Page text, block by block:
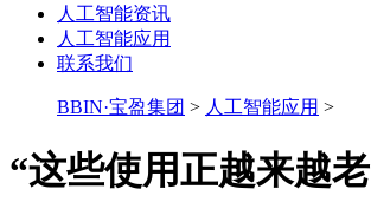
人工智能资讯
人工智能应用
联系我们
BBIN·宝盈集团 > 人工智能应用 >
“这些使用正越来越老